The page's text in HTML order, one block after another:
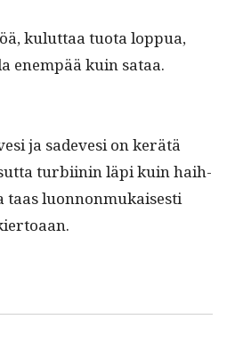
kulut­taa tuo­ta lop­pua,
enem­pää kuin sataa.
ja sade­vesi on kerätä
tur­bi­inin läpi kuin hai­h­
taas luon­non­mukaises­ti